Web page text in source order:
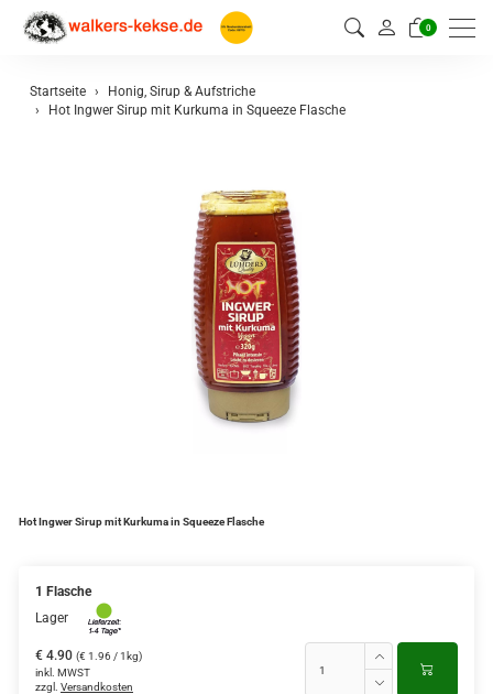
0
Startseite
Honig, Sirup & Aufstriche
Hot Ingwer Sirup mit Kurkuma in Squeeze Flasche
Hot Ingwer Sirup mit Kurkuma in Squeeze Flasche
1 Flasche
Lager
€ 4.90 (€ 1.96 / 1kg)
inkl. MWST
zzgl. Versandkosten